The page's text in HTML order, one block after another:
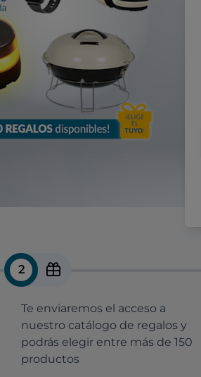
2
Te enviaremos el acceso a
nuestro catálogo de regalos y
podrás elegir entre más de 150
productos